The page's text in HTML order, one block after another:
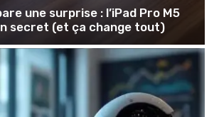
une surprise : l’iPad Pro M5
secret (et ça change tout)